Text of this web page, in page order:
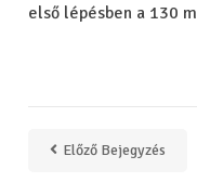
első lépésben a 130
Előző Bejegyzés